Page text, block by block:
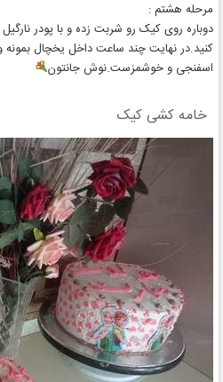
مرحله هشتم :
دوباره روی کیک رو شربت زده و با پودر
کنید.در نهایت چند ساعت داخل یخچال بمونه
اسفنجی و خوشمزست.نوش جانتون
خامه کشی کیک